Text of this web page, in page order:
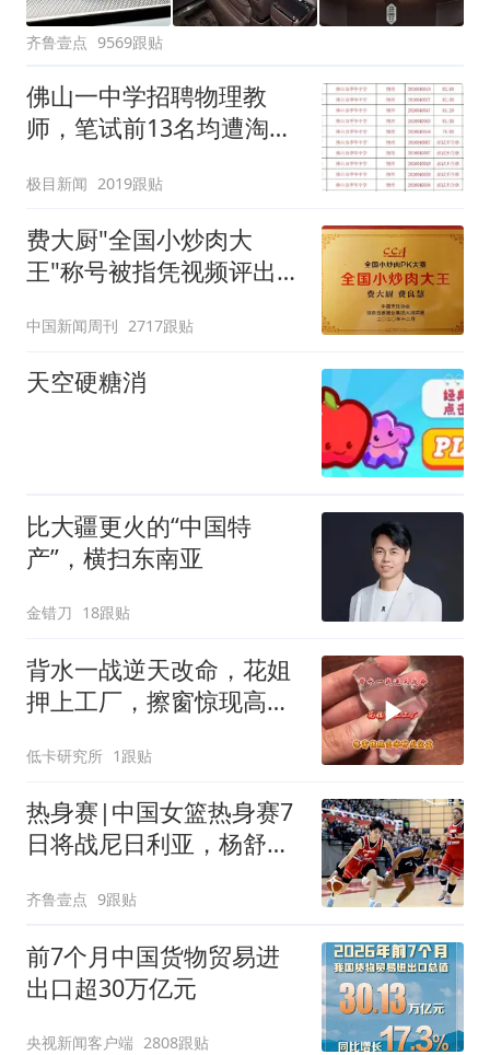
齐鲁壹点 9569跟贴
佛山一中学招聘物理教
师，笔试前13名均遭淘
聘，成立调查组全面核查
极目新闻 2019跟贴
费大厨"全国小炒肉大
王"称号被指凭视频评出
中国新闻周刊 2717跟贴
天空硬糖消
比大疆更火的“中国特
产”，横扫东南亚
金错刀 18跟贴
背水一战逆天改命，花姐
押上工厂，擦窗惊现高冰
低卡研究所 1跟贴
热身赛|中国女篮热身赛7
日将战尼日利亚，杨舒予
齐鲁壹点 9跟贴
前7个月中国货物贸易进
出口超30万亿元
央视新闻客户端 2808跟贴